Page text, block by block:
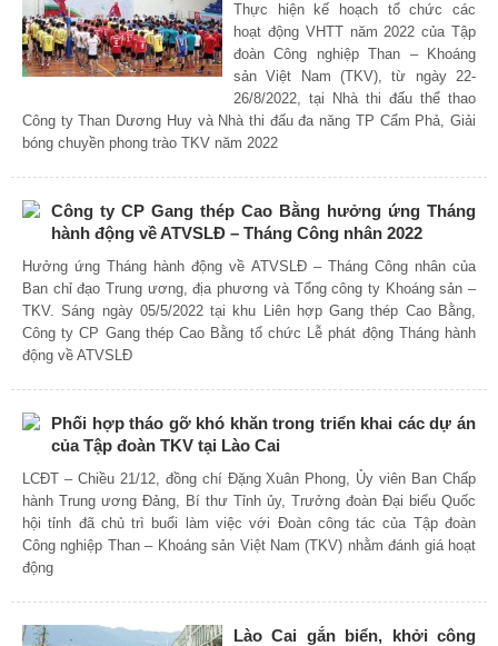
Thực hiện kế hoạch tổ chức các
hoạt động VHTT năm 2022 của Tập
đoàn Công nghiệp Than – Khoáng
sản Việt Nam (TKV), từ ngày 22-
26/8/2022, tại Nhà thi đấu thể thao
Công ty Than Dương Huy và Nhà thi đấu đa năng TP Cẩm Phả, Giải
bóng chuyền phong trào TKV năm 2022
Công ty CP Gang thép Cao Bằng hưởng ứng Tháng
hành động về ATVSLĐ – Tháng Công nhân 2022
Hưởng ứng Tháng hành động về ATVSLĐ – Tháng Công nhân của
Ban chỉ đạo Trung ương, địa phương và Tổng công ty Khoáng sản –
TKV. Sáng ngày 05/5/2022 tại khu Liên hợp Gang thép Cao Bằng,
Công ty CP Gang thép Cao Bằng tổ chức Lễ phát động Tháng hành
động về ATVSLĐ
Phối hợp tháo gỡ khó khăn trong triển khai các dự án
của Tập đoàn TKV tại Lào Cai
LCĐT – Chiều 21/12, đồng chí Đặng Xuân Phong, Ủy viên Ban Chấp
hành Trung ương Đảng, Bí thư Tỉnh ủy, Trưởng đoàn Đại biểu Quốc
hội tỉnh đã chủ trì buổi làm việc với Đoàn công tác của Tập đoàn
Công nghiệp Than – Khoáng sản Việt Nam (TKV) nhằm đánh giá hoạt
động
Lào Cai gắn biển, khởi công